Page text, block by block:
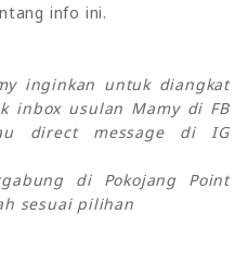
info ini.
inginkan untuk diangkat
inbox usulan Mamy di FB
direct message di IG
di Pokojang Point
sesuai pilihan